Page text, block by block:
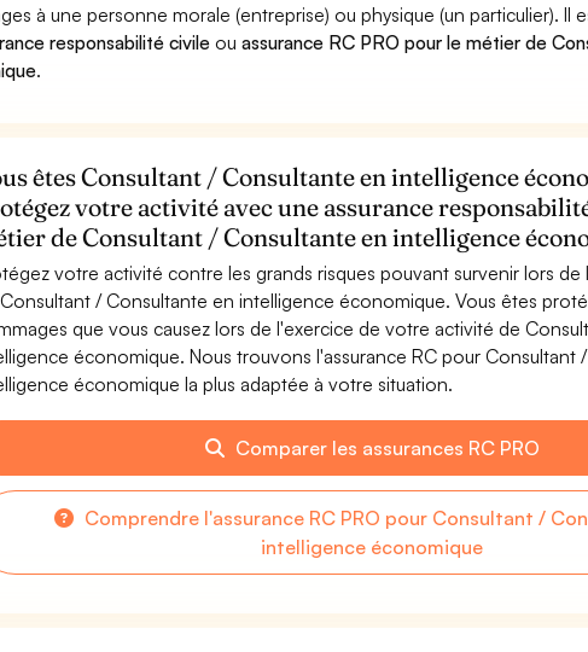
à une personne morale (entreprise) ou physique (un particulier). Il
responsabilité civile ouassurance RC PRO pour le métier de
.
êtes Consultant / Consultante en intelligence
votre activité avec une assurance
de Consultant / Consultante en intelligence
votre activité contre les grands risques pouvant survenir lors de
/ Consultante en intelligence économique. Vous êtes
que vous causez lors de l'exercice de votre activité de
économique. Nous trouvons l'assurance RC pour Consultant
économique la plus adaptée à votre situation.
Comparer les assurances RC PRO
Comprendre l'assurance RC PRO pour Consultant /
intelligence économique